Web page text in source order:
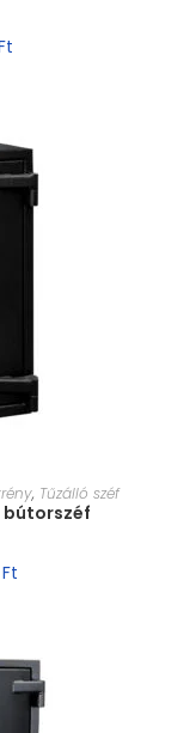
, Tűzálló széf
bútorszéf
Ft